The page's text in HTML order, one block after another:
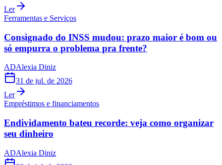
Ler
Ferramentas e Serviços
Consignado do INSS mudou: prazo maior é bom ou
só empurra o problema pra frente?
ADAlexia Diniz
31 de jul. de 2026
Ler
Empréstimos e financiamentos
Endividamento bateu recorde: veja como organizar
seu dinheiro
ADAlexia Diniz